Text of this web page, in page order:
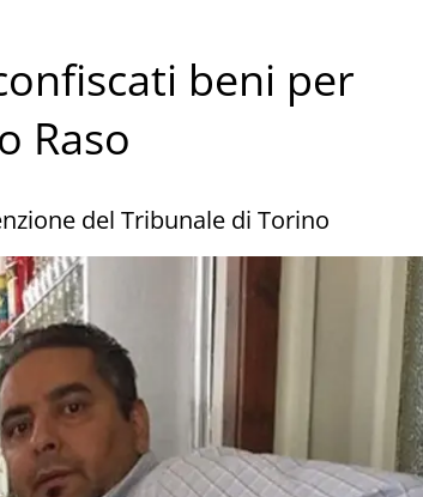
beni per
Raso
del Tribunale di Torino